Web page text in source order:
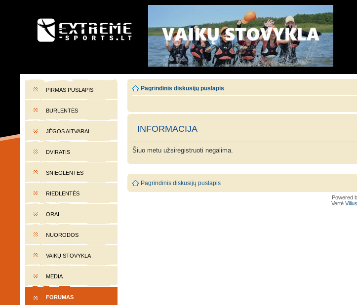
EXTREME-SPORTS.LT
PIRMAS PUSLAPIS
BURLENTĖS
JĖGOS AITVARAI
DVIRATIS
SNIEGLENTĖS
RIEDLENTĖS
ORAI
NUORODOS
VAIKŲ STOVYKLA
MEDIA
FORUMAS
Pagrindinis diskusijų puslapis
INFORMACIJA
Šiuo metu užsiregistruoti negalima.
Pagrindinis diskusijų puslapis
Powered
Vertė